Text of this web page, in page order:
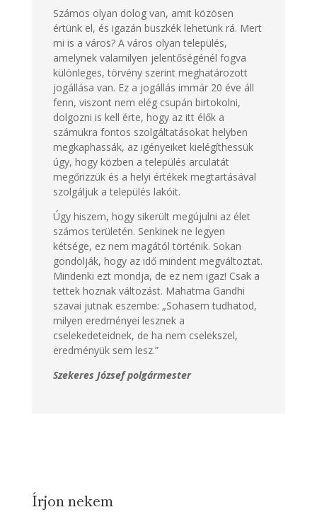
Számos olyan dolog van, amit közösen
értünk el, és igazán büszkék lehetünk rá. Mert
mi is a város? A város olyan település,
amelynek valamilyen jelentőségénél fogva
különleges, törvény szerint meghatározott
jogállása van. Ez a jogállás immár 20 éve áll
fenn, viszont nem elég csupán birtokolni,
dolgozni is kell érte, hogy az itt élők a
számukra fontos szolgáltatásokat helyben
megkaphassák, az igényeiket kielégíthessük
úgy, hogy közben a település arculatát
megőrizzük és a helyi értékek megtartásával
szolgáljuk a település lakóit.
Úgy hiszem, hogy sikerült megújulni az élet
számos területén. Senkinek ne legyen
kétsége, ez nem magától történik. Sokan
gondolják, hogy az idő mindent megváltoztat.
Mindenki ezt mondja, de ez nem igaz! Csak a
tettek hoznak változást. Mahatma Gandhi
szavai jutnak eszembe: „Sohasem tudhatod,
milyen eredményei lesznek a
cselekedeteidnek, de ha nem cselekszel,
eredményük sem lesz.”
Szekeres József polgármester
Írjon nekem